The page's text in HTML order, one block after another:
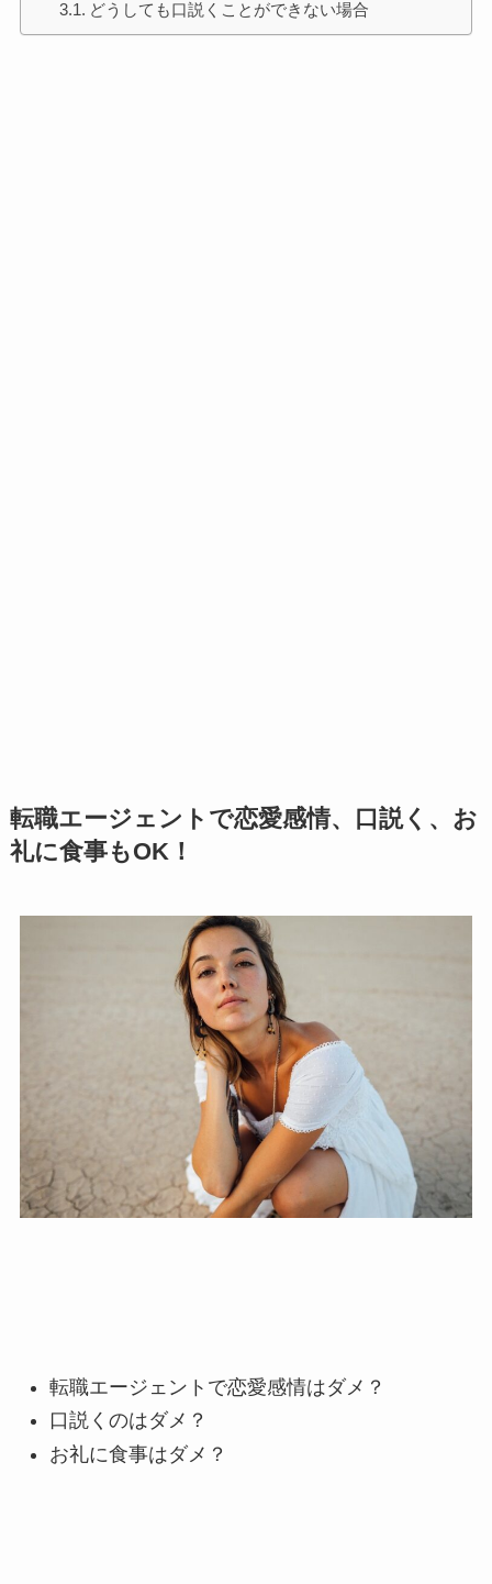
どうしても口説くことができない場合
転職エージェントで恋愛感情、口説く、お
礼に食事もOK！
転職エージェントで恋愛感情はダメ？
口説くのはダメ？
お礼に食事はダメ？